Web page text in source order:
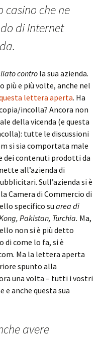
casino che ne
di Internet
contro la sua azienda.
più e più volte, anche nel
lettera aperta. Ha
incolla? Ancora non
della vicenda (e questa
tutte le discussioni
si sia comportata male
dei contenuti prodotti da
all’azienda di
Sull’azienda si è
Camera di Commercio di
specifico suarea di
Pakistan, Turchia. Ma,
non si è più detto
di come lo fa, si è
Ma la lettera aperta
spunto alla
una volta – tutti i vostri
anche questa sua
avere